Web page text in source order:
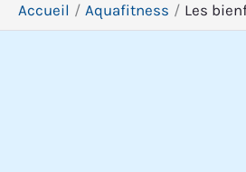
Accueil Aquafitness Les